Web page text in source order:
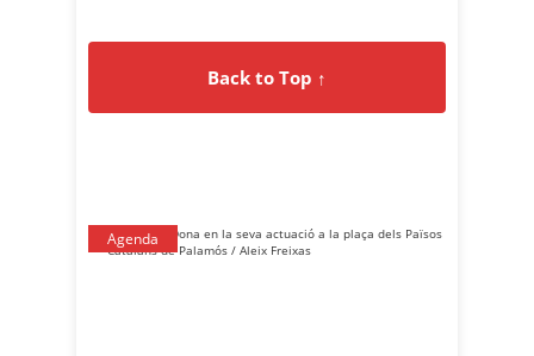
Back to Top ↑
Agenda